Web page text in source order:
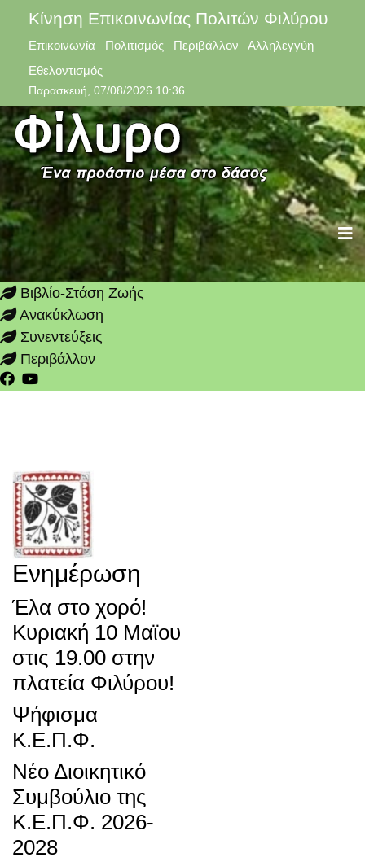
Κίνηση Επικοινωνίας Πολιτών Φιλύρου
Επικοινωνία Πολιτισμός Περιβάλλον Αλληλεγγύη
Εθελοντισμός
Παρασκευή, 07/08/2026 10:36
Βιβλίο-Στάση Ζωής
Ανακύκλωση
Συνεντεύξεις
Περιβάλλον
Ενημέρωση
Έλα στο χορό!
Κυριακή 10 Μαϊου
στις 19.00 στην
πλατεία Φιλύρου!
Ψήφισμα
Κ.Ε.Π.Φ.
Νέο Διοικητικό
Συμβούλιο της
Κ.Ε.Π.Φ. 2026-
2028